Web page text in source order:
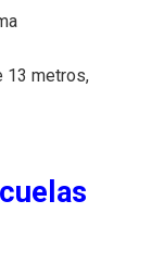
13 metros,